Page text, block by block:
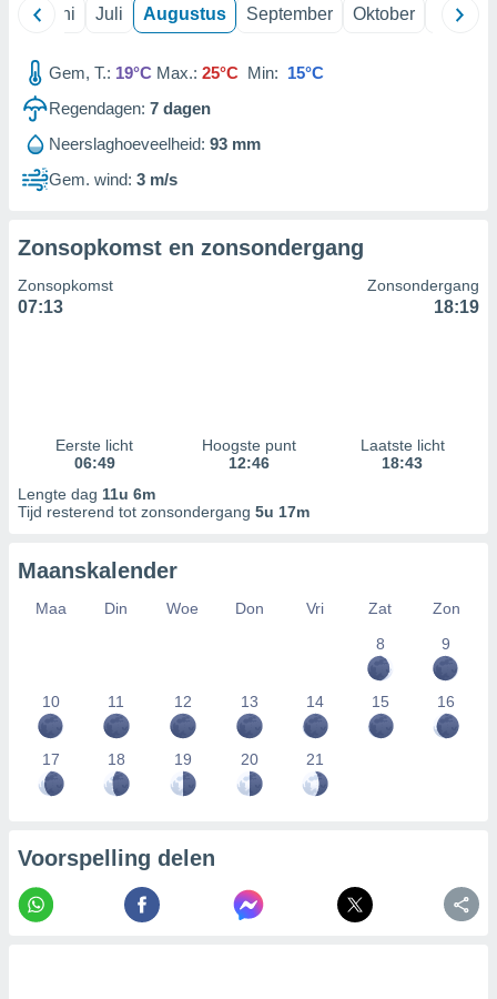
Juni Juli Augustus September Oktober
Gem, T.: 19°C Max.: 25°C Min: 15°C
Regendagen: 7 dagen
Neerslaghoeveelheid: 93 mm
Gem. wind: 3 m/s
Zonsopkomst en zonsondergang
Zonsopkomst
07:13
Zonsondergang
18:19
Eerste licht
06:49
Hoogste punt
12:46
Laatste licht
18:43
Lengte dag 11u 6m
Tijd resterend tot zonsondergang 5u 17m
Maanskalender
Maa Din Woe Don Vri Zat
Zon
8
9
10 11 12 13 14 15 16
17 18 19 20 21
Voorspelling delen